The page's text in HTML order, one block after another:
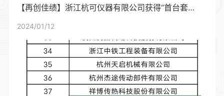
【再创佳绩】浙江杭可仪器有限公司获得“首台套”证书！
2024/01/12